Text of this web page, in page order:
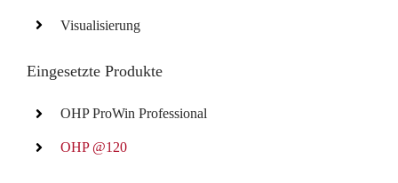
Visualisierung
Eingesetzte Produkte
OHP ProWin Professional
OHP @120